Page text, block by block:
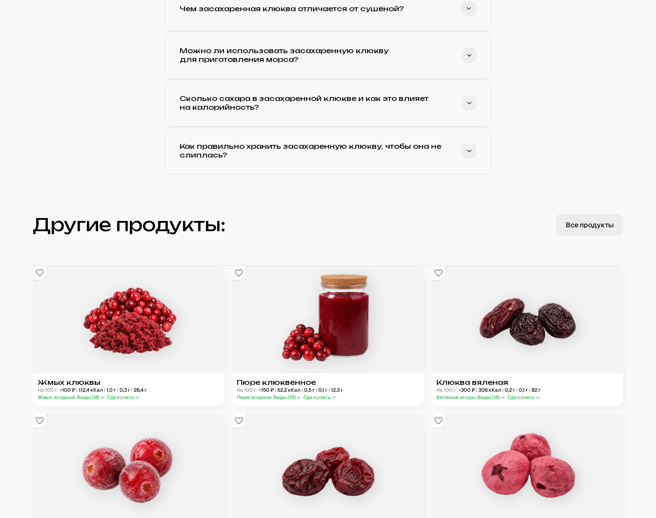
Чем засахаренная клюква отличается от сушёной?
Можно ли использовать засахаренную клюкву
для приготовления морса?
Сколько сахара в засахаренной клюкве и как это влияет
на калорийность?
Как правильно хранить засахаренную клюкву, чтобы она не
слиплась?
Другие продукты: Все продукты
Жмых клюквы
На 100 г: ~100₽ | 112,4кКал | 1,0г | 0,3г | 26,4г
Жмых ягодный Виды (18) Где купить
Пюре клюквенное
На 100 г: ~150₽ | 52,2кКал | 0,5г | 0,1 г | 12,3г
Пюре ягодное Виды (18) Где купить
Клюква вяленая
На 100 г: ~300₽ | 308кКал | 0,2г | 0,1 г | 82г
Вяленые ягоды Виды (18) Где купить